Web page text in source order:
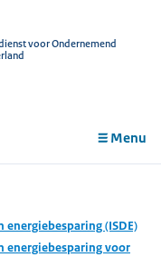
voor Ondernemend
Menu
(ISDE)
energiebesparing voor